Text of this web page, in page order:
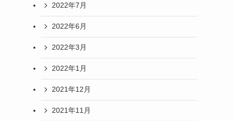
2022年7月
2022年6月
2022年3月
2022年1月
2021年12月
2021年11月